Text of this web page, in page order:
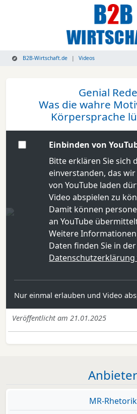
B2B-Wirtschaft.de Videos
Genial
Was die wahre
Körpersprache
Einbinden von
Bitte erklären Sie sich
einverstanden, das
von YouTube laden
Video abspielen zu
Damit können
an YouTube
Weitere
Daten finden Sie in der
Datenschutzerklärung
Nur einmal erlauben und Video
Veröffentlicht am 21.01.2025
Anbieter
MR-Rhetorik